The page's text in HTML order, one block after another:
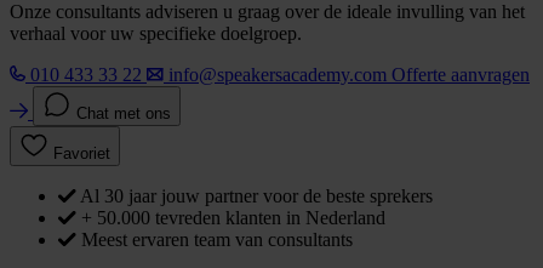
Onze consultants adviseren u graag over de ideale invulling van het
verhaal voor uw specifieke doelgroep.
010 433 33 22
info@speakersacademy.com Offerte aanvragen
Chat met ons
Favoriet
Al 30 jaar jouw partner voor de beste sprekers
+ 50.000 tevreden klanten in Nederland
Meest ervaren team van consultants